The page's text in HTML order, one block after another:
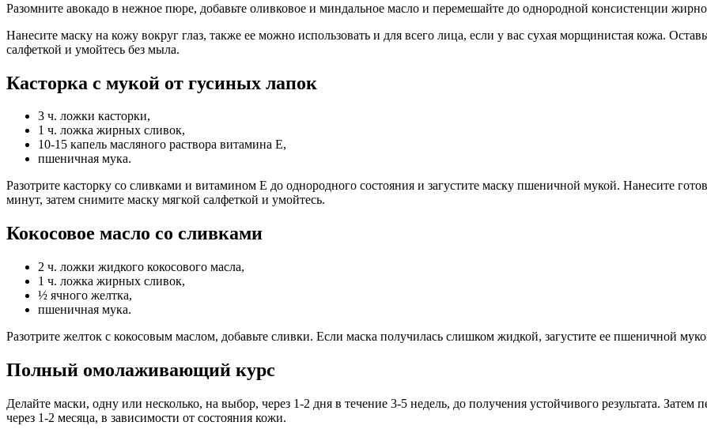
Разомните авокадо в нежное пюре, добавьте оливковое и миндальное масло и перемешайте до однородной консистенции
Нанесите маску на кожу вокруг глаз, также ее можно использовать и для всего лица, если у вас сухая морщинистая кожа.
салфеткой и умойтесь без мыла.
Касторка с мукой от гусиных лапок
3 ч. ложки касторки,
1 ч. ложка жирных сливок,
10-15 капель масляного раствора витамина Е,
пшеничная мука.
Разотрите касторку со сливками и витамином Е до однородного состояния и загустите маску пшеничной мукой. Нанесите
минут, затем снимите маску мягкой салфеткой и умойтесь.
Кокосовое масло со сливками
2 ч. ложки жидкого кокосового масла,
1 ч. ложка жирных сливок,
½ ячного желтка,
пшеничная мука.
Разотрите желток с кокосовым маслом, добавьте сливки. Если маска получилась слишком жидкой, загустите ее пшеничной
Полный омолаживающий курс
Делайте маски, одну или несколько, на выбор, через 1-2 дня в течение 3-5 недель, до получения устойчивого результата.
через 1-2 месяца, в зависимости от состояния кожи.